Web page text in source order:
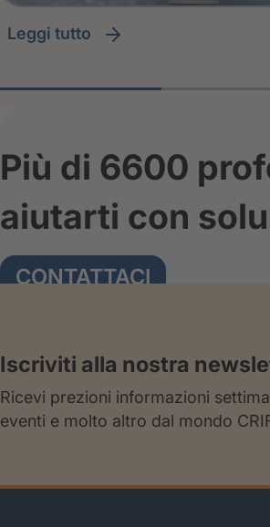
leggi tutto
Più di 6600
aiutarti con
CONTATTACI
Iscriviti alla nostra
Ricevi prezioni informazioni
eventi e molto altro dal mondo